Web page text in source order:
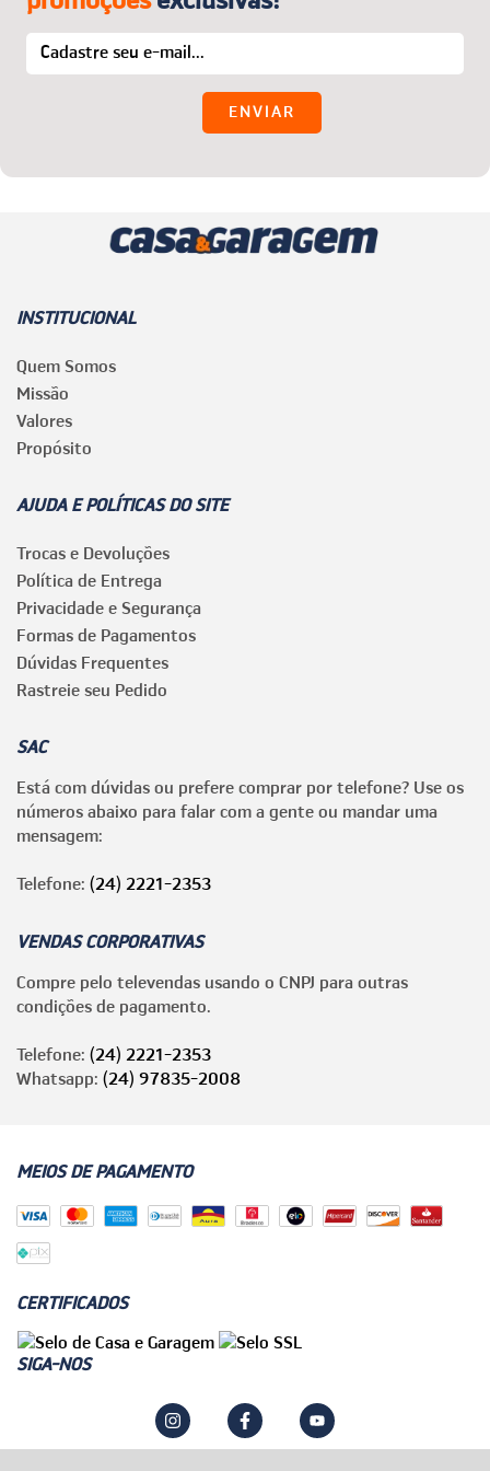
INSTITUCIONAL
Quem Somos
Missão
Valores
Propósito
AJUDA E POLÍTICAS DO SITE
Trocas e Devoluções
Política de Entrega
Privacidade e Segurança
Formas de Pagamentos
Dúvidas Frequentes
Rastreie seu Pedido
SAC
Está com dúvidas ou prefere comprar por telefone? Use os
números abaixo para falar com a gente ou mandar uma
mensagem:
Telefone: (24) 2221-2353
VENDAS CORPORATIVAS
Compre pelo televendas usando o CNPJ para outras
condições de pagamento.
Telefone: (24) 2221-2353
Whatsapp: (24) 97835-2008
MEIOS DE PAGAMENTO
CERTIFICADOS
SIGA-NOS